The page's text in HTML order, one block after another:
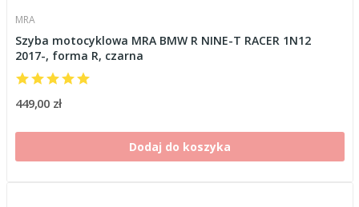
MRA
Szyba motocyklowa MRA BMW R NINE-T RACER 1N12
2017-, forma R, czarna
449,00 zł
Dodaj do koszyka